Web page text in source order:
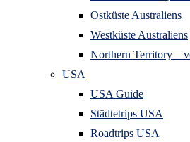
Ostküste Australiens
Westküste Australiens
Northern Territory –
USA
USA Guide
Städtetrips USA
Roadtrips USA